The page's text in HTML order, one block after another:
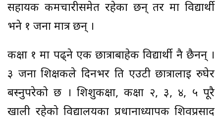
सहायक कर्मचारीसमेत रहेका छन् तर मा विद्यार्थी
भने १ जना मात्र छन् ।
कक्षा १ मा पढ्ने एक छात्राबाहेक विद्यार्थी नै छैनन् ।
३ जना शिक्षकले दिनभर ति एउटी छात्रालाई रुघेर
बस्नुपरेको छ । शिशुकक्षा, कक्षा २, ३, ४, ५ पूरै
खाली रहेको विद्यालयका प्रधानाध्यापक शिवप्रसाद